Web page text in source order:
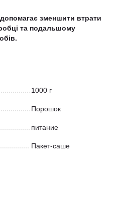
зменшити втрати
та подальшому
1000 г
Порошок
питание
Пакет-саше